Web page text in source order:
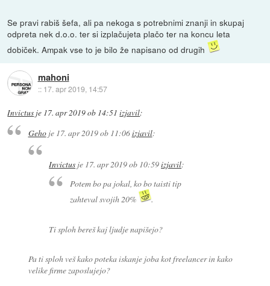
Se pravi rabiš šefa, ali pa nekoga s potrebnimi znanji in skupaj
odpreta nek d.o.o. ter si izplačujeta plačo ter na koncu leta
dobiček. Ampak vse to je bilo že napisano od drugih
mahoni
:: 17. apr 2019, 14:57
Invictus je 17. apr 2019 ob 14:51 izjavil:
Gehoje 17. apr 2019 ob 11:06izjavil:
Invictus je 17. apr 2019 ob 10:59izjavil:
Potem bo pa jokal, ko bo taisti tip
zahteval svojih 20%
.
Ti sploh bereš kaj ljudje napišejo?
Pa ti sploh veš kako poteka iskanje joba kot freelancer in kako
velike firme zaposlujejo?